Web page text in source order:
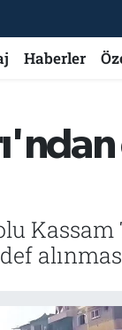
Haberler
Kassam